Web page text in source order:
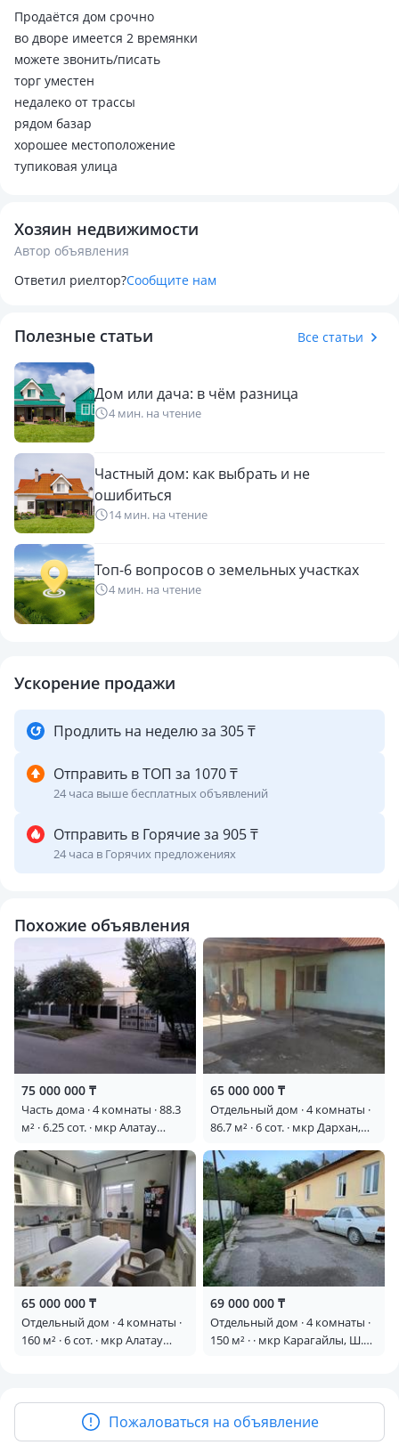
Продаётся дом срочно
во дворе имеется 2 времянки
можете звонить/писать
торг уместен
недалеко от трассы
рядом базар
хорошее местоположение
тупиковая улица
Хозяин недвижимости
Автор объявления
Ответил риелтор?Сообщите нам
Полезные статьи Все статьи
Дом или дача: в чём разница
4 мин. на чтение
Частный дом: как выбрать и не
ошибиться
14 мин. на чтение
Топ-6 вопросов о земельных участках
4 мин. на чтение
Ускорение продажи
Продлить на неделю за 305 ₸
Отправить в ТОП за 1070 ₸
24 часа выше бесплатных объявлений
Отправить в Горячие за 905 ₸
24 часа в Горячих предложениях
Похожие объявления
75 000 000 ₸
Часть дома · 4 комнаты · 88.3
м² · 6.25 сот. · мкр Алатау
65 000 000 ₸
Отдельный дом · 4 комнаты ·
86.7 м² · 6 сот. · мкр Дархан,
Бугыбайбатыра
65 000 000 ₸
Отдельный дом · 4 комнаты ·
160 м² · 6 сот. · мкр Алатау
69 000 000 ₸
Отдельный дом · 4 комнаты ·
150 м² · · мкр Карагайлы, Ш.
Пожаловаться на объявление